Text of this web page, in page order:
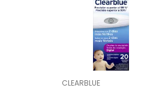
CLEARBLUE